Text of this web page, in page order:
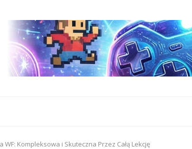
WF: Kompleksowa i Skuteczna Przez Całą Lekcję